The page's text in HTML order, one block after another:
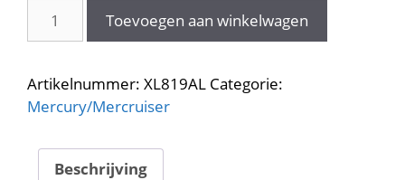
Collar
Alpha
one,
aluminium
XL819AL
aantal
Toevoegen aan winkelwagen
Artikelnummer: XL819AL Categorie:
Mercury/Mercruiser
Beschrijving